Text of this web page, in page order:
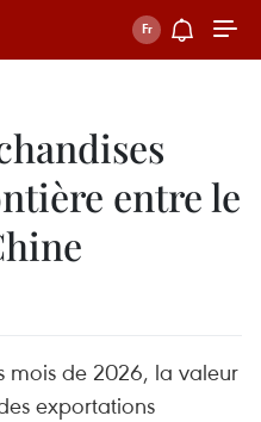
entre le
mois de 2026, la valeur
exportations